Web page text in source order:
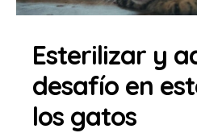
Esterilizar y
desafío en
los gatos